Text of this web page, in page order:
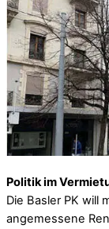
Politik im
Die Basler PK will
angemessene